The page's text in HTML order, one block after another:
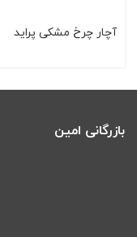
آچار چرخ مشكی پراید
بازرگانی امین